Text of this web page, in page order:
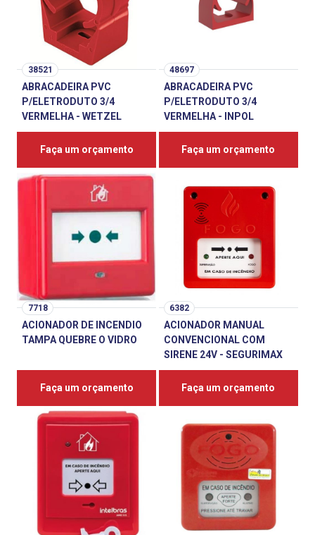
38521
ABRACADEIRA PVC
P/ELETRODUTO 3/4
VERMELHA - WETZEL
Faça um orçamento
48697
ABRACADEIRA PVC
P/ELETRODUTO 3/4
VERMELHA - INPOL
Faça um orçamento
7718
ACIONADOR DE INCENDIO
TAMPA QUEBRE O VIDRO
Faça um orçamento
6382
ACIONADOR MANUAL
CONVENCIONAL COM
SIRENE 24V - SEGURIMAX
Faça um orçamento